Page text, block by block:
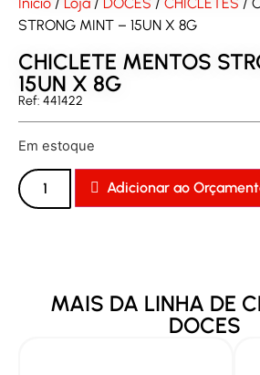
STRONG MINT – 15UN X 8G
CHICLETE MENTOS
15UN X 8G
Ref: 441422
Em estoque
Adicionar ao
MAIS DA LINHA DE
DOCES